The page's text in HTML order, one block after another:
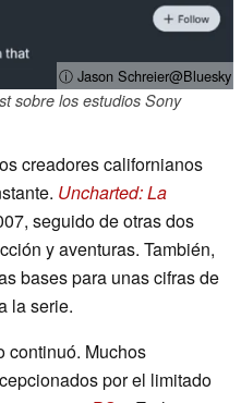
ⓘ Jason Schreier@Bluesky
sobre los estudios Sony
creadores californianos
Uncharted: La
seguido de otras dos
y aventuras. También,
bases para unas cifras de
la serie.
continuó. Muchos
por el limitado